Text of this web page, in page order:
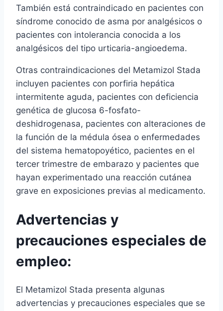
También está contraindicado en pacientes con
síndrome conocido de asma por analgésicos o
pacientes con intolerancia conocida a los
analgésicos del tipo urticaria-angioedema.
Otras contraindicaciones del Metamizol Stada
incluyen pacientes con porfiria hepática
intermitente aguda, pacientes con deficiencia
genética de glucosa 6-fosfato-
deshidrogenasa, pacientes con alteraciones de
la función de la médula ósea o enfermedades
del sistema hematopoyético, pacientes en el
tercer trimestre de embarazo y pacientes que
hayan experimentado una reacción cutánea
grave en exposiciones previas al medicamento.
Advertencias y
precauciones especiales de
empleo:
El Metamizol Stada presenta algunas
advertencias y precauciones especiales que se